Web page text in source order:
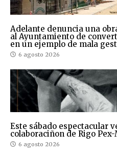
Adelante denuncia una
al Ayuntamiento de
en un ejemplo de mala
6 agosto 2026
Este sábado espectacular
colaboraciñon de Rigo Pex-
6 agosto 2026